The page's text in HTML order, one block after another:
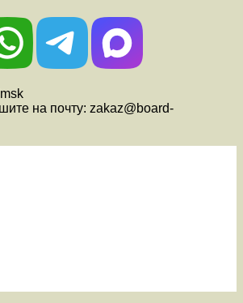
на почту: zakaz@board-